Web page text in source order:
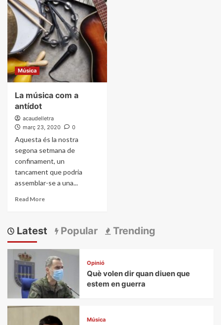
Música
La música com a
antídot
acaudelletra
març 23, 2020
0
Aquesta és la nostra
segona setmana de
confinament, un
tancament que podria
assemblar-se a una...
Read More
Latest Popular Trending
Opinió
Què volen dir quan diuen que
estem en guerra
Música